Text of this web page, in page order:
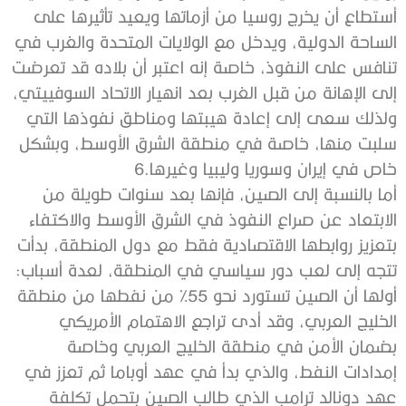
أستطاع أن يخرج روسيا من أزماتها ويعيد تأثيرها على
الساحة الدولية، ويدخل مع الولايات المتحدة والغرب في
تنافس على النفوذ، خاصة إنه اعتبر أن بلاده قد تعرضت
إلى الإهانة من قبل الغرب بعد انهيار الاتحاد السوفييتي،
ولذلك سعى إلى إعادة هيبتها ومناطق نفوذها التي
سلبت منها، خاصة في منطقة الشرق الأوسط، وبشكل
خاص في إيران وسوريا وليبيا وغيرها.6
أما بالنسبة إلى الصين، فإنها بعد سنوات طويلة من
الابتعاد عن صراع النفوذ في الشرق الأوسط والاكتفاء
بتعزيز روابطها الاقتصادية فقط مع دول المنطقة، بدأت
تتجه إلى لعب دور سياسي في المنطقة، لعدة أسباب:
أولها أن الصين تستورد نحو 55% من نفطها من منطقة
الخليج العربي، وقد أدى تراجع الاهتمام الأمريكي
بضمان الأمن في منطقة الخليج العربي وخاصة
إمدادات النفط، والذي بدأ في عهد أوباما ثم تعزز في
عهد دونالد ترامب الذي طالب الصين بتحمل تكلفة